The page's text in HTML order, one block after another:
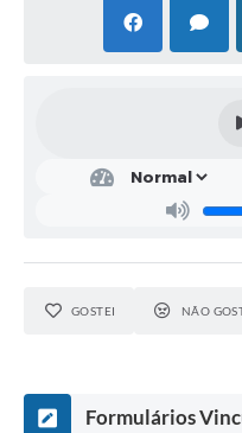
Solicitação de Remoção
Projeto Nascente Viva
GOSTEI NÃO
Formulários